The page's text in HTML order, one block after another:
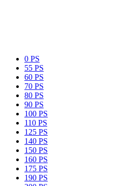
0 PS
55 PS
60 PS
70 PS
80 PS
90 PS
100 PS
110 PS
125 PS
140 PS
150 PS
160 PS
175 PS
190 PS